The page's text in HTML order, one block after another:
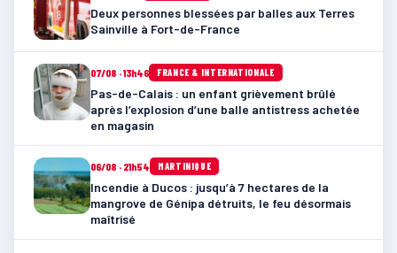
Deux personnes blessées par balles aux Terres
Sainville à Fort-de-France
07/08 · 13h46 FRANCE & INTERNATIONALE
Pas-de-Calais : un enfant grièvement brûlé
après l’explosion d’une balle antistress achetée
en magasin
06/08 · 21h54 MARTINIQUE
Incendie à Ducos : jusqu’à 7 hectares de la
mangrove de Génipa détruits, le feu désormais
maîtrisé